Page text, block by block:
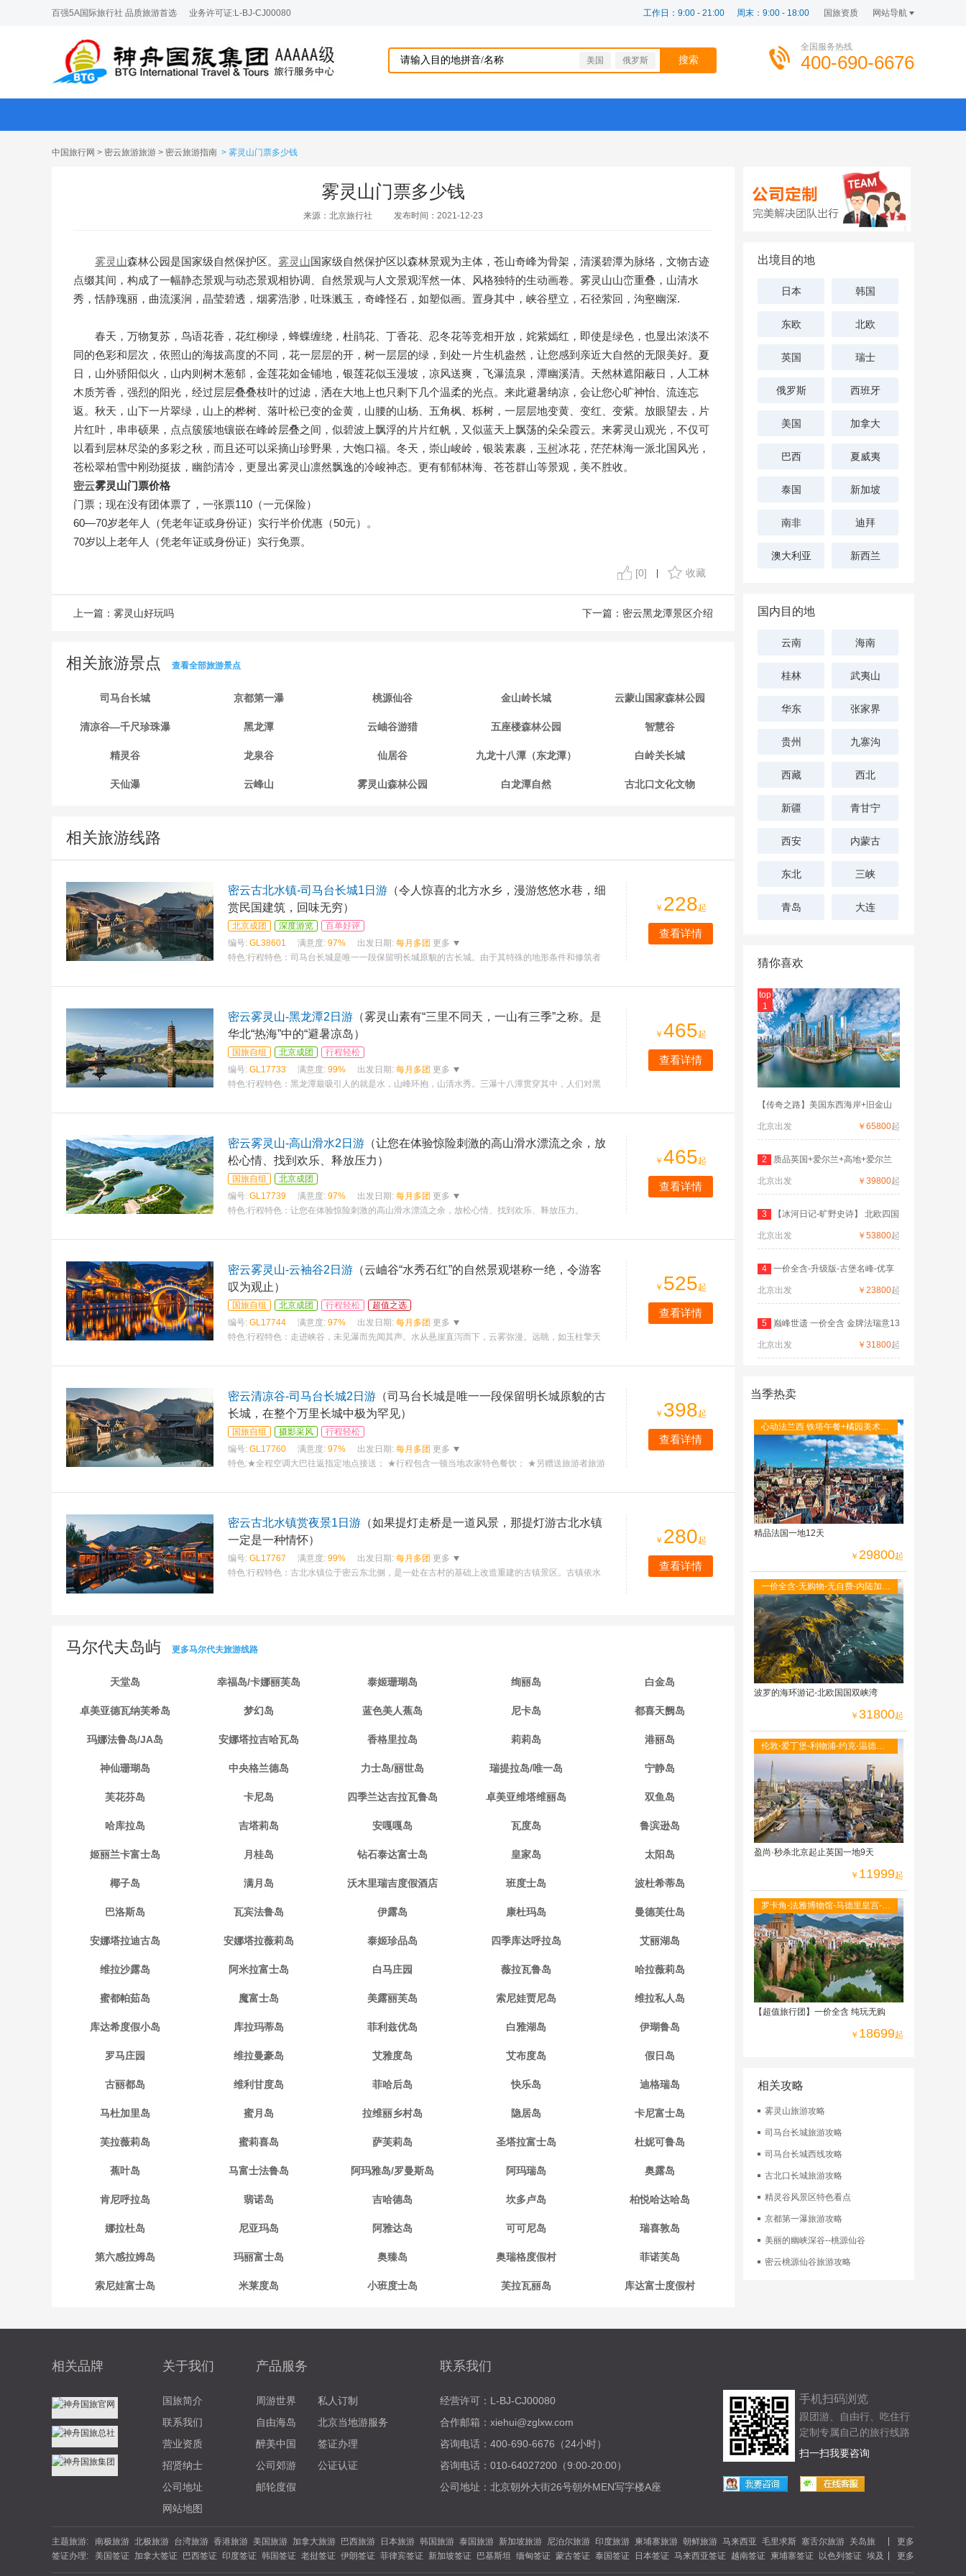
百强5A国际旅行社 品质旅游首选 业务许可证:L-BJ-CJ00080 网站导航
国旅资质
工作日：9:00 - 21:00 周末：9:00 - 18:00
美国 俄罗斯
全国服务热线
400-690-6676
中国旅行网 > 密云旅游旅游 > 密云旅游指南 > 雾灵山门票多少钱
雾灵山门票多少钱
来源：北京旅行社 发布时间：2021-12-23
雾灵山森林公园是国家级自然保护区。 雾灵山国家级自然保护区以森林景观为主体，苍山奇峰为骨架，清溪碧潭为脉络，文物古迹
点缀其间，构成了一幅静态景观与动态景观相协调、自然景观与人文景观浑然一体、风格独特的生动画卷。雾灵山山峦重叠，山清水
秀，恬静瑰丽，曲流溪涧，晶莹碧透，烟雾浩渺，吐珠溅玉，奇峰怪石，如塑似画。置身其中，峡谷壁立，石径萦回，沟壑幽深.
春天，万物复苏，鸟语花香，花红柳绿，蜂蝶缠绕，杜鹃花、丁香花、忍冬花等竞相开放，姹紫嫣红，即使是绿色，也显出浓淡不
同的色彩和层次，依照山的海拔高度的不同，花一层层的开，树一层层的绿，到处一片生机盎然，让您感到亲近大自然的无限美好。夏
日，山外骄阳似火，山内则树木葱郁，金莲花如金铺地，银莲花似玉漫坡，凉风送爽，飞瀑流泉，潭幽溪清。天然林遮阳蔽日，人工林
木质芳香，强烈的阳光，经过层层叠叠枝叶的过滤，洒在大地上也只剩下几个温柔的光点。来此避暑纳凉，会让您心旷神怡、流连忘
返。秋天，山下一片翠绿，山上的桦树、落叶松已变的金黄，山腰的山杨、五角枫、栎树，一层层地变黄、变红、变紫。放眼望去，片
片红叶，串串硕果，点点簇簇地镶嵌在峰岭层叠之间，似碧波上飘浮的片片红帆，又似蓝天上飘荡的朵朵霞云。来雾灵山观光，不仅可
以看到层林尽染的多彩之秋，而且还可以采摘山珍野果，大饱口福。冬天，崇山峻岭，银装素裹， 玉树冰花，茫茫林海一派北国风光，
苍松翠柏雪中刚劲挺拔，幽韵清冷，更显出雾灵山凛然飘逸的冷峻神态。更有郁郁林海、苍苍群山等景观，美不胜收。
密云雾灵山门票价格
门票；现在没有团体票了，一张票110（一元保险）
60—70岁老年人（凭老年证或身份证）实行半价优惠（50元）。
70岁以上老年人（凭老年证或身份证）实行免票。
[0] 收藏
上一篇： 雾灵山好玩吗 下一篇： 密云黑龙潭景区介绍
相关旅游景点 查看全部旅游景点
司马台长城 京都第一瀑 桃源仙谷 金山岭长城 云蒙山国家森林公园
清凉谷—千尺珍珠瀑 黑龙潭 云岫谷游猎 五座楼森林公园 智慧谷
精灵谷 龙泉谷 仙居谷 九龙十八潭（东龙潭） 白岭关长城
天仙瀑 云峰山 雾灵山森林公园 白龙潭自然 古北口文化文物
相关旅游线路
密云古北水镇-司马台长城1日游 （令人惊喜的北方水乡，漫游悠悠水巷，细
赏民国建筑，回味无穷）
北京成团 深度游览
百单好评
编号: GL38601 满意度: 97% 出发日期: 每月多团 更多
特色:行程特色：司马台长城是唯一一段保留明长城原貌的古长城。由于其特殊的地形条件和修筑者
￥ 228起
查看详情
密云雾灵山-黑龙潭2日游 （雾灵山素有“三里不同天，一山有三季”之称。是
华北“热海”中的“避暑凉岛）
国旅自组 北京成团
行程轻松
编号: GL17733 满意度: 99% 出发日期: 每月多团 更多
特色:行程特色：黑龙潭最吸引人的就是水，山峰环抱，山清水秀。三瀑十八潭贯穿其中，人们对黑
￥ 465起
查看详情
密云雾灵山-高山滑水2日游 （让您在体验惊险刺激的高山滑水漂流之余，放
松心情、找到欢乐、释放压力）
国旅自组
北京成团
编号: GL17739 满意度: 97% 出发日期: 每月多团 更多
特色:行程特色：让您在体验惊险刺激的高山滑水漂流之余，放松心情、找到欢乐、释放压力。
￥ 465起
查看详情
密云雾灵山-云袖谷2日游 （云岫谷“水秀石红”的自然景观堪称一绝，令游客
叹为观止）
国旅自组 北京成团 行程轻松
超值之选
编号: GL17744 满意度: 97% 出发日期: 每月多团 更多
特色:行程特色：走进峡谷，未见瀑而先闻其声。水从悬崖直泻而下，云雾弥漫。远眺，如玉柱擎天
￥ 525起
查看详情
密云清凉谷-司马台长城2日游 （司马台长城是唯一一段保留明长城原貌的古
长城，在整个万里长城中极为罕见）
国旅自组 摄影采风
行程轻松
编号: GL17760 满意度: 97% 出发日期: 每月多团 更多
特色:★全程空调大巴往返指定地点接送； ★行程包含一顿当地农家特色餐饮； ★另赠送旅游者旅游
￥ 398起
查看详情
密云古北水镇赏夜景1日游 （如果提灯走桥是一道风景，那提灯游古北水镇
一定是一种情怀）
编号: GL17767 满意度: 99% 出发日期: 每月多团 更多
特色:行程特色：古北水镇位于密云东北侧，是一处在古村的基础上改造重建的古镇景区。古镇依水
￥ 280起
查看详情
马尔代夫岛屿 更多马尔代夫旅游线路
天堂岛 幸福岛/卡娜丽芙岛 泰姬珊瑚岛 绚丽岛 白金岛
卓美亚德瓦纳芙希岛 梦幻岛 蓝色美人蕉岛 尼卡岛 都喜天阙岛
玛娜法鲁岛/JA岛 安娜塔拉吉哈瓦岛 香格里拉岛 莉莉岛 港丽岛
神仙珊瑚岛 中央格兰德岛 力士岛/丽世岛 瑞提拉岛/唯一岛 宁静岛
芙花芬岛 卡尼岛 四季兰达吉拉瓦鲁岛 卓美亚维塔维丽岛 双鱼岛
哈库拉岛 吉塔莉岛 安嘎嘎岛 瓦度岛 鲁滨逊岛
姬丽兰卡富士岛 月桂岛 钻石泰达富士岛 皇家岛 太阳岛
椰子岛 满月岛 沃木里瑞吉度假酒店 班度士岛 波杜希蒂岛
巴洛斯岛 瓦宾法鲁岛 伊露岛 康杜玛岛 曼德芙仕岛
安娜塔拉迪古岛 安娜塔拉薇莉岛 泰姬珍品岛 四季库达呼拉岛 艾丽湖岛
维拉沙露岛 阿米拉富士岛 白马庄园 薇拉瓦鲁岛 哈拉薇莉岛
蜜都帕茹岛 魔富士岛 美露丽芙岛 索尼娃贾尼岛 维拉私人岛
库达希度假小岛 库拉玛蒂岛 菲利兹优岛 白雅湖岛 伊瑚鲁岛
罗马庄园 维拉曼豪岛 艾雅度岛 艾布度岛 假日岛
古丽都岛 维利甘度岛 菲哈后岛 快乐岛 迪格瑞岛
马杜加里岛 蜜月岛 拉维丽乡村岛 隐居岛 卡尼富士岛
芙拉薇莉岛 蜜莉喜岛 萨芙莉岛 圣塔拉富士岛 杜妮可鲁岛
蕉叶岛 马富士法鲁岛 阿玛雅岛/罗曼斯岛 阿玛瑞岛 奥露岛
肯尼呼拉岛 翡诺岛 吉哈德岛 坎多卢岛 柏悦哈达哈岛
娜拉杜岛 尼亚玛岛 阿雅达岛 可可尼岛 瑞喜敦岛
第六感拉姆岛 玛丽富士岛 奥臻岛 奥瑞格度假村 菲诺芙岛
索尼娃富士岛 米莱度岛 小班度士岛 芙拉瓦丽岛 库达富士度假村
出境目的地
日本 韩国
东欧 北欧
英国 瑞士
俄罗斯 西班牙
美国 加拿大
巴西 夏威夷
泰国 新加坡
南非 迪拜
澳大利亚 新西兰
国内目的地
云南 海南
桂林 武夷山
华东 张家界
贵州 九寨沟
西藏 西北
新疆 青甘宁
西安 内蒙古
东北 三峡
青岛 大连
猜你喜欢
top
1
【传奇之路】美国东西海岸+旧金山
北京出发 ￥65800起
2 质品英国+爱尔兰+高地+爱尔兰
深度
北京出发 ￥39800起
3 【冰河日记-旷野史诗】 北欧四国
双
北京出发 ￥53800起
4 一价全含-升级版-古堡名峰-优享
德
北京出发 ￥23800起
5 巅峰世遗 一价全含 金牌法瑞意13
日
北京出发 ￥31800起
当季热卖
心动法兰西 铁塔午餐+橘园美术馆
+圣米歇尔山+图卢茨航空馆+卡尔
卡松城堡
精品法国一地12天
￥ 29800起
一价全含-无购物-无自费-内陆加飞
不走回头路-双点进出-峡湾游船-观
光小火车
波罗的海环游记-北欧国国双峡湾
￥ 31800起
伦敦-爱丁堡-利物浦-约克-温德米
尔湖区-牛津大学-莎士比亚故居-伦
敦自由活动
盈尚·秒杀北京起止英国一地9天
￥ 11999起
罗卡角-法雅博物馆-马德里皇宫-阿
尔罕布拉宫-古城托莱多-全程当地
四星级酒店
【超值旅行团】一价全含 纯玩无购
￥ 18699起
相关攻略
雾灵山旅游攻略
司马台长城旅游攻略
司马台长城西线攻略
古北口长城旅游攻略
精灵谷风景区特色看点
京都第一瀑旅游攻略
美丽的幽峡深谷--桃源仙谷
密云桃源仙谷旅游攻略
相关品牌 关于我们
国旅简介
联系我们
营业资质
招贤纳士
公司地址
网站地图
产品服务
周游世界
私人订制
自由海岛
北京当地游服务
醉美中国
签证办理
公司郊游
公证认证
邮轮度假
联系我们
经营许可：L-BJ-CJ00080
合作邮箱：xiehui@zglxw.com
咨询电话：400-690-6676（24小时）
咨询电话：010-64027200（9:00-20:00）
公司地址：北京朝外大街26号朝外MEN写字楼A座
手机扫码浏览
跟团游、自由行、吃住行
定制专属自己的旅行线路
扫一扫我要咨询
主题旅游: 南极旅游 北极旅游 台湾旅游 香港旅游 美国旅游 加拿大旅游 巴西旅游 日本旅游 韩国旅游 泰国旅游 新加坡旅游 尼泊尔旅游 印度旅游 柬埔寨旅游 朝鲜旅游 马来西亚 毛里求斯 塞舌尔旅游 关岛旅
游 北欧旅游 东欧旅游 俄罗斯旅游 土耳其旅游 英国旅游 法国旅游 德国旅游 意大利旅游 瑞士旅游 澳大利亚 新西兰旅游 南非旅游 迪拜旅游 以色列旅游 肯尼亚旅游 夏威夷旅游 斐济旅游 马尔代夫
夏威夷旅游 云南旅游 海南旅游 苏杭旅游 福建旅游 广西旅游 陕西旅游 四川旅游 贵州旅游 西北旅游 西藏旅游 新疆旅游 东北旅游 湖南旅游 河北旅游 内蒙古旅游 青岛旅游 大连旅游 公司郊游
更多
签证办理:
美国签证 加拿大签证 巴西签证 印度签证 韩国签证 老挝签证 伊朗签证 菲律宾签证 新加坡签证 巴基斯坦 缅甸签证 蒙古签证 泰国签证 日本签证 马来西亚签证 越南签证 柬埔寨签证 以色列签证 埃及
签证 坦桑尼亚 南非签证 埃塞俄比亚 西班牙签证 丹麦签证 波兰签证 比利时签证 德国签证 法国签证 荷兰签证 捷克签证 希腊签证 意大利签证 瑞典签证 瑞士签证 英国签证 澳大利亚 新西兰签证
更多